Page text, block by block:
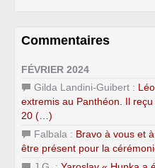
Commentaires
FÉVRIER 2024
Gilda Landini-Guibert :
extremis au Panthéon. Il
20 (…)
Falbala : Bravo à vous et
être présent pour la